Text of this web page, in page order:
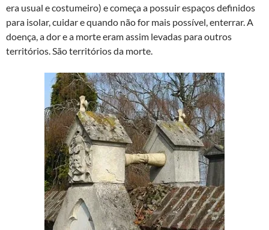
era usual e costumeiro) e começa a possuir espaços definidos
para isolar, cuidar e quando não for mais possível, enterrar. A
doença, a dor e a morte eram assim levadas para outros
territórios. São territórios da morte.